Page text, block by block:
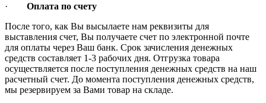
· Оплата по счету
После того, как Вы высылаете нам реквизиты для
выставления счет, Вы получаете счет по электронной почте
для оплаты через Ваш банк. Срок зачисления денежных
средств составляет 1-3 рабочих дня. Отгрузка товара
осуществляется после поступления денежных средств на наш
расчетный счет. До момента поступления денежных средств,
мы резервируем за Вами товар на складе.